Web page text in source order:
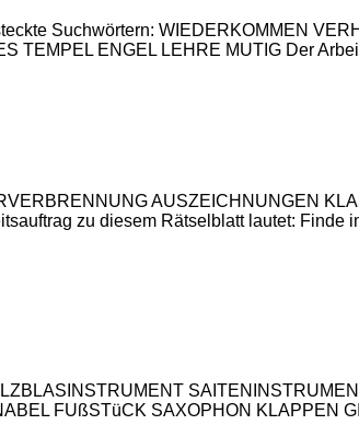
Suchwörtern: WIEDERKOMMEN
TEMPEL ENGEL LEHRE MUTIG Der
AUSZEICHNUNGEN
zu diesem Rätselblatt lautet: Finde
FUßSTüCK SAXOPHON KLAPPEN